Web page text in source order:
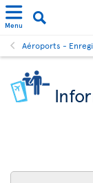
Menu
Aéroports -